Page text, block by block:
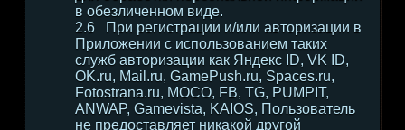
в обезличенном виде.
При регистрации и/или авторизации в
Приложении с использованием таких
служб авторизации как Яндекс ID, VK ID,
OK.ru, Mail.ru, GamePush.ru, Spaces.ru,
Fotostrana.ru, MOCO, FB, TG, PUMPIT,
ANWAP, Gamevista, KAIOS, Пользователь
не предоставляет никакой другой